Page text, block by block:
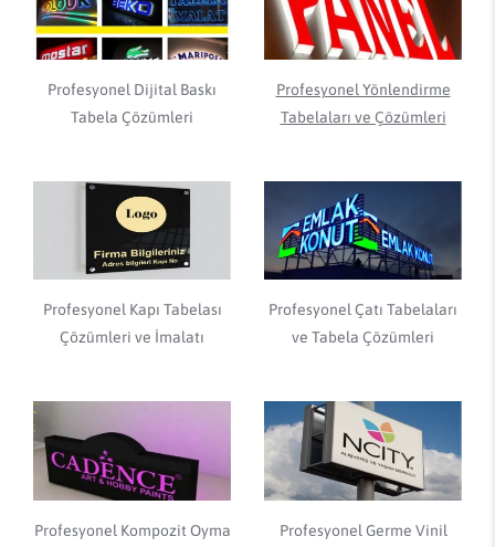
Profesyonel Dijital Baskı
Tabela Çözümleri
Profesyonel Yönlendirme
Tabelaları ve Çözümleri
Profesyonel Kapı Tabelası
Çözümleri ve İmalatı
Profesyonel Çatı Tabelaları
ve Tabela Çözümleri
Profesyonel Kompozit Oyma
Profesyonel Germe Vinil